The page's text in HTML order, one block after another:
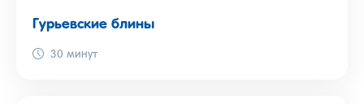
Гурьевские блины
30 минут